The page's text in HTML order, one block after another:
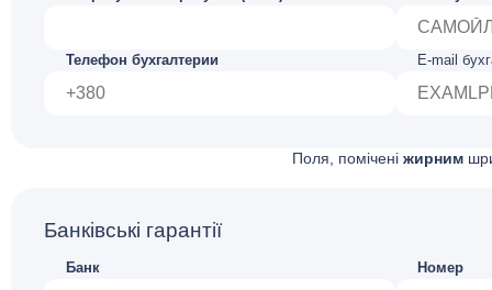
Телефон бухгалтерии E-mail
Поля, помічені жирним
Банківські гарантії
Банк Номер